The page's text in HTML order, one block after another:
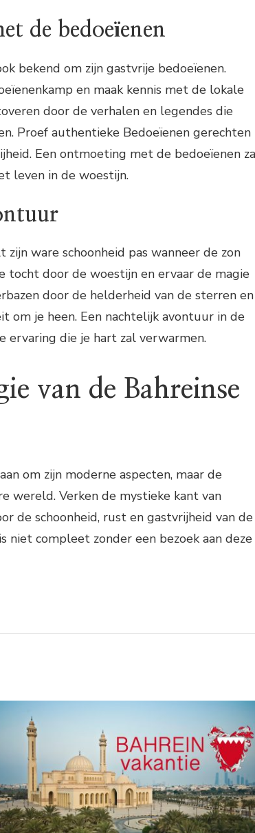
de bedoeïenen
bekend om zijn gastvrije bedoeïenen.
en maak kennis met de lokale
door de verhalen en legendes die
Proef authentieke Bedoeïenen gerechten
Een ontmoeting met de bedoeïenen
leven in de woestijn.
ware schoonheid pas wanneer de zon
tocht door de woestijn en ervaar de magie
door de helderheid van de sterren en
om je heen. Een nachtelijk avontuur in de
ervaring die je hart zal verwarmen.
van de Bahreinse
om zijn moderne aspecten, maar de
wereld. Verken de mystieke kant van
de schoonheid, rust en gastvrijheid van de
niet compleet zonder een bezoek aan deze